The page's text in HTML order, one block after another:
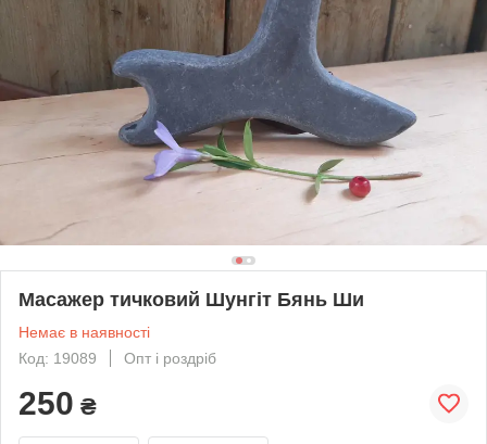
Масажер тичковий Шунгіт Бянь Ши
Немає в наявності
Код: 19089
Опт і роздріб
250 ₴